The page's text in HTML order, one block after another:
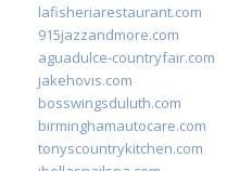
lafisheriarestaurant.com
915jazzandmore.com
aguadulce-countryfair.com
jakehovis.com
bosswingsduluth.com
birminghamautocare.com
tonyscountrykitchen.com